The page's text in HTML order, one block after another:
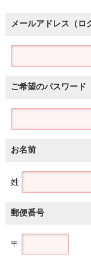
メールアドレス（ロ
ご希望のパスワード
お名前
姓
郵便番号
〒